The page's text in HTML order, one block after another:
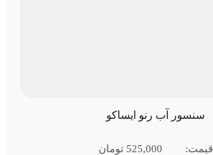
سنسور آب رنو ایساکو
قیمت: 525,000 تومان